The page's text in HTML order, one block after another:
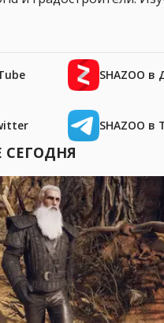
SHAZOO в
SHAZOO в
СЕГОДНЯ